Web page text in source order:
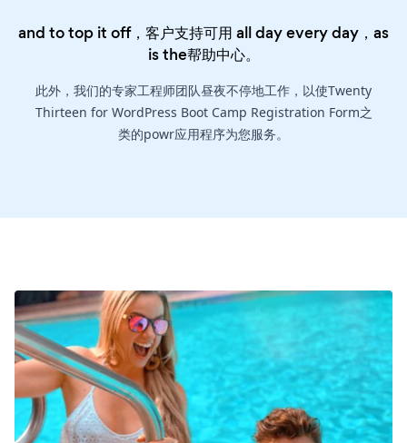
and to top it off，客户支持可用 all day every day，as
is the帮助中心。
此外，我们的专家工程师团队昼夜不停地工作，以使Twenty
Thirteen for WordPress Boot Camp Registration Form之
类的powr应用程序为您服务。